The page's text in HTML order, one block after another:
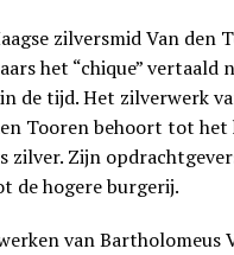
zilversmid Van den
het “chique” vertaald
de tijd. Het zilverwerk
Tooren behoort tot het
zilver. Zijn
de hogere burgerij.
van Bartholomeus